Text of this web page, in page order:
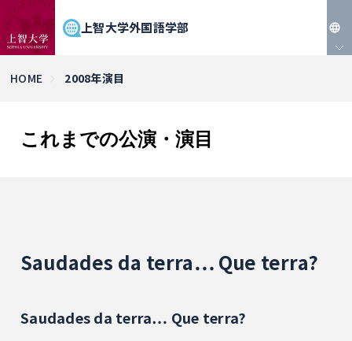
上智大学外国語学部
HOME 2008年演目
これまでの公演・演目
Saudades da terra… Que terra?
Saudades da terra… Que terra?